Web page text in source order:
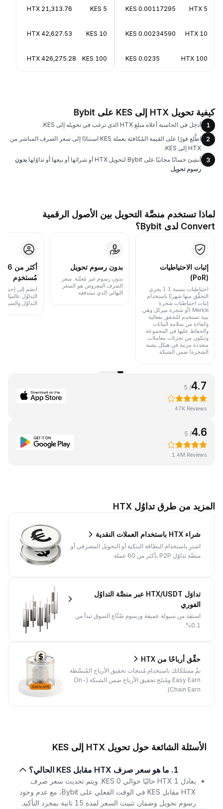
5 HTX
0.00117295 KES
10 HTX
0.00234590 KES
100 HTX
0.0235 KES
5 KES
21,313.76 HTX
10 KES
42,627.53 HTX
100 KES
426,275.28 HTX
كيفية تحويل HTX إلى KES على Bybit
1
أدخِل في الحاسبة أعلاه مبلغ HTX الذي ترغب في تحويله إلى KES.
2
اطَّلع فورًا على القيمة المُكافئة بعملة KES استنادًا إلى سعر الصرف المباشر من
HTX إلى KES.
3
أنشِئ حسابًا مجانيًا على Bybit لتحويل HTX أو شرائها أو بيعها أو تداوُلها
بدون
رسوم تحويل.
لماذا تستخدم منصَّة التحويل بين الأصول الرقمية
Convert لدى Bybit؟
إثبات الاحتياطيات
(PoR)
احتياطيات بنسبة 1:1 يجري
التحقُّق منها شهريًا باستخدام
إثبات احتياطيات شجرة
Merkle (أو شجرة ميركل وهي
بنية تستخدم للتحقق بفعالية
وكفاءة من سلامة البيانات
والحفاظ عليها في المجموعة.
وتتكون من تجزئات معاملات
متعددة مرتبة في هيكل يشبه
الشجرة) ضمن الشبكة.
بدون رسوم تحويل
بدون رسوم غير مُعلَنَة. سعر
الصرف المعروض هو السعر
النهائي الذي ستدفعه.
مُستخدِم
انضَم إلى إحدى
التداوُل
التداوُل والسيولة.
4.7
/ 5
47K Reviews
4.6
/ 5
1.4M Reviews
المزيد من طرق تداوُل HTX
شراء HTX باستخدام العملات النقدية
اشترِ باستخدام البطاقة البنكية أو التحويل المصرفي أو
منصَّة تداوُل P2P بأكثر من 60 عملة.
تداوَل HTX/USDT عبر منصَّة التداوُل
الفوري
استفِد من سيولة عميقة ورسوم صُنَّاع السوق تبدأ من
0.1%.
حقِّق أرباحًا من HTX
نمِّ ممتلكاتك باستخدام مُنتجات تحقيق الأرباح المُبسَّطة
Easy Earn ومُنتَج تحقيق الأرباح ضمن الشبكة (On-
Chain Earn).
الأسئلة الشائعة حول تحويل HTX إلى KES
1. ما هو سعر صرف HTX مقابل KES الحالي؟
يعادل 1 HTX حاليًا حوالي 0 KES. ويتم تحديث سعر صرف
HTX مقابل KES في الوقت الفعلي على Bybit، مع عدم وجود
رسوم تحويل وضمان تثبيت السعر لمدة 15 ثانية بمجرد التأكيد.